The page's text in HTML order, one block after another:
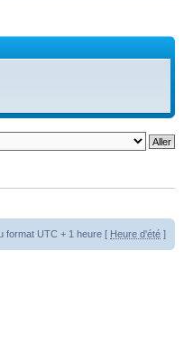
format UTC + 1 heure [ Heure d'été ]